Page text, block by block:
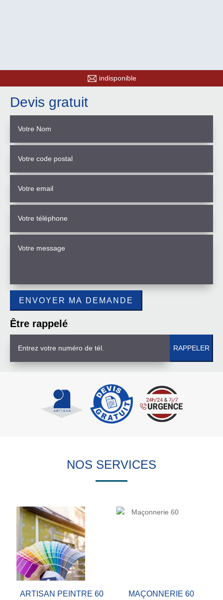
indisponible
Devis gratuit
Être rappelé
NOS SERVICES
ARTISAN PEINTRE 60
MAÇONNERIE 60